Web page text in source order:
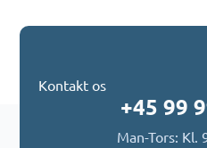
Kontakt os
+45 99
Man-Tors: Kl.